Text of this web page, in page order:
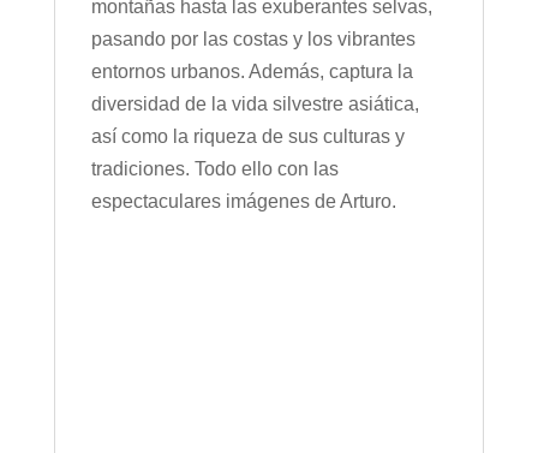
montañas hasta las exuberantes selvas,
pasando por las costas y los vibrantes
entornos urbanos. Además, captura la
diversidad de la vida silvestre asiática,
así como la riqueza de sus culturas y
tradiciones. Todo ello con las
espectaculares imágenes de Arturo.